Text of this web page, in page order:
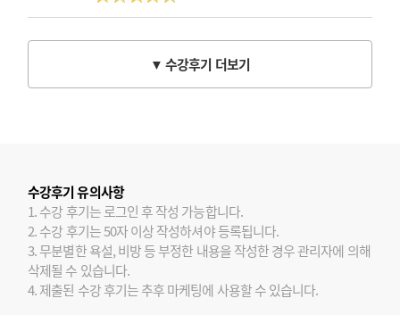
▼ 수강후기 더보기
수강후기 유의사항
1. 수강 후기는 로그인 후 작성 가능합니다.
2. 수강 후기는 50자 이상 작성하셔야 등록됩니다.
3. 무분별한 욕설, 비방 등 부정한 내용을 작성한 경우 관리자에 의해
삭제될 수 있습니다.
4. 제출된 수강 후기는 추후 마케팅에 사용할 수 있습니다.